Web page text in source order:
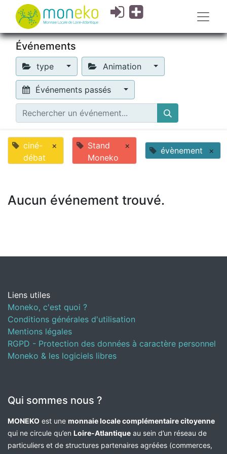
Événements
type Animation
Événements passés
ciné-
débat
×
Stand
Moneko
× évènement ×
Aucun événement trouvé.
Liens utiles
Moneko, c'est quoi ?
Conditions générales d'utilisation
Mentions légales
RGPD - Protection des données à caractère personnel
Moneko & les logiciels libres
Qui sommes nous ?
MONEKO est une monnaie locale complémentaire citoyenne
qui ne circule qu’en Loire-Atlantique au sein d’un réseau de
particuliers et de structures partenaires agréées (commerces,